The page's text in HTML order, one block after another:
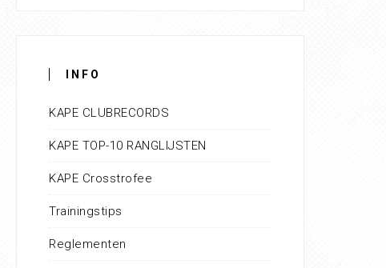
INFO
KAPE CLUBRECORDS
KAPE TOP-10 RANGLIJSTEN
KAPE Crosstrofee
Trainingstips
Reglementen